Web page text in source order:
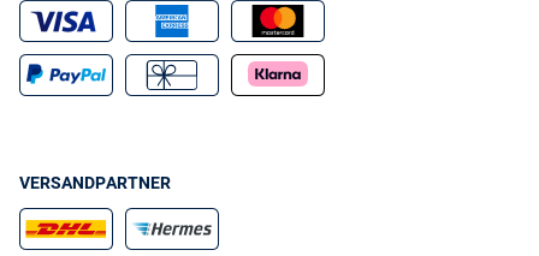
VERSANDPARTNER